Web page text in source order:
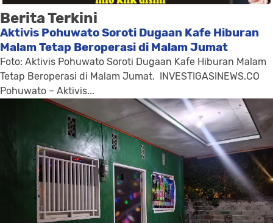
Berita Terkini
Aktivis Pohuwato Soroti Dugaan Kafe Hiburan
Malam Tetap Beroperasi di Malam Jumat
Foto: Aktivis Pohuwato Soroti Dugaan Kafe Hiburan Malam
Tetap Beroperasi di Malam Jumat. INVESTIGASINEWS.CO
Pohuwato – Aktivis...